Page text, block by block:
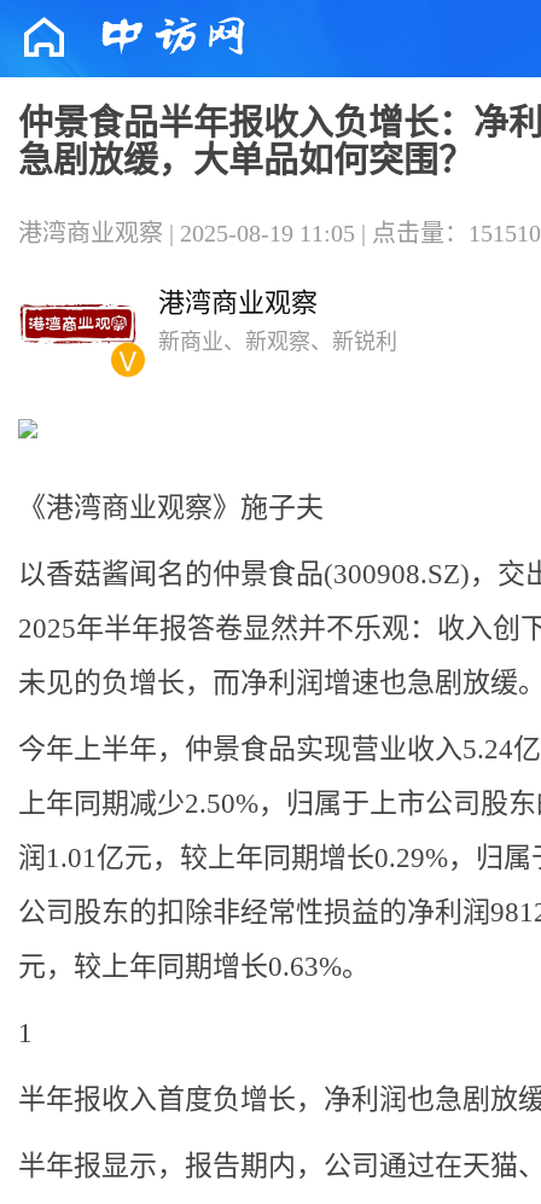
仲景食品半年报收入负增长：净
急剧放缓，大单品如何突围？
港湾商业观察 | 2025-08-19 11:05 | 点击量：151510
港湾商业观察
新商业、新观察、新锐利
《港湾商业观察》施子夫
以香菇酱闻名的仲景食品(300908.SZ)，交
2025年半年报答卷显然并不乐观：收入创
未见的负增长，而净利润增速也急剧放缓
今年上半年，仲景食品实现营业收入5.24
上年同期减少2.50%，归属于上市公司股
润1.01亿元，较上年同期增长0.29%，归属
公司股东的扣除非经常性损益的净利润
元，较上年同期增长0.63%。
1
半年报收入首度负增长，净利润也急剧放
半年报显示，报告期内，公司通过在天猫